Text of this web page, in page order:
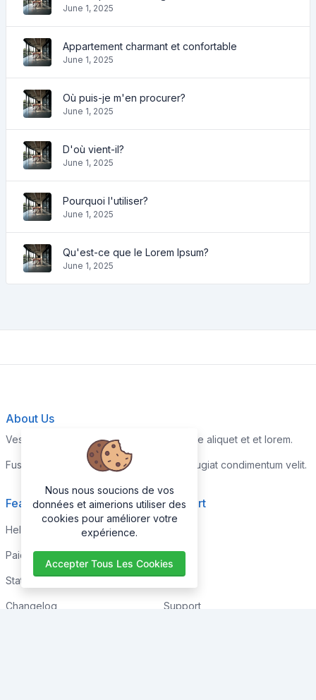
June 1, 2025
Appartement charmant et confortable
June 1, 2025
Où puis-je m'en procurer?
June 1, 2025
D'où vient-il?
June 1, 2025
Pourquoi l'utiliser?
June 1, 2025
Qu'est-ce que le Lorem Ipsum?
June 1, 2025
About Us
Vestibulum quis risus sed nisl pellentesque aliquet et et lorem.
Fusce nibh nisl, gravida nec ipsum eu, feugiat condimentum velit.
Features
Help Center
Paid with Mobile
Status
Changelog
Support
About
FAQs
Support
Nous nous soucions de vos
données et aimerions utiliser des
cookies pour améliorer votre
expérience.
Accepter Tous Les Cookies